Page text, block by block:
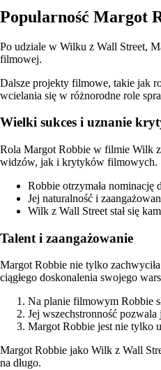
Popularność Margot
Po udziale w Wilku z Wall Street,
filmowej.
Dalsze projekty filmowe, takie jak
wcielania się w różnorodne role
Wielki sukces i uznanie
Rola Margot Robbie w filmie Wilk z
widzów, jak i krytyków filmowych.
Robbie otrzymała
Jej naturalność i
Wilk z Wall Street stał się
Talent i zaangażowanie
Margot Robbie nie tylko
ciągłego doskonalenia swojego
Na planie filmowym Robbie
Jej wszechstronność
Margot Robbie jest nie tylko
Margot Robbie jako Wilk z Wall
na długo.